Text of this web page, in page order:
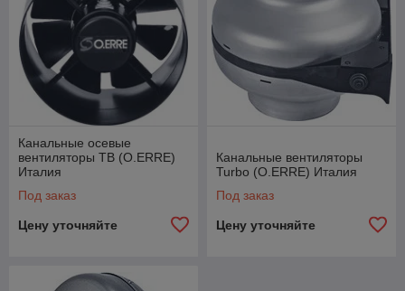
Канальные осевые
вентиляторы ТВ (O.ERRE)
Италия
Под заказ
Цену уточняйте
Канальные вентиляторы
Turbo (O.ERRE) Италия
Под заказ
Цену уточняйте